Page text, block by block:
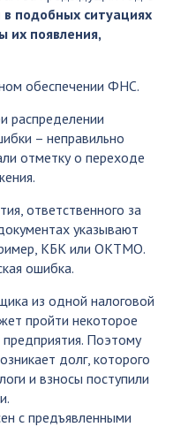
подобных ситуациях
их появления,
обеспечении ФНС.
распределении
– неправильно
отметку о переходе
ответственного за
указывают
КБК или ОКТМО.
ошибка.
из одной налоговой
пройти некоторое
Поэтому
долг, которого
и взносы поступили
с предъявленными